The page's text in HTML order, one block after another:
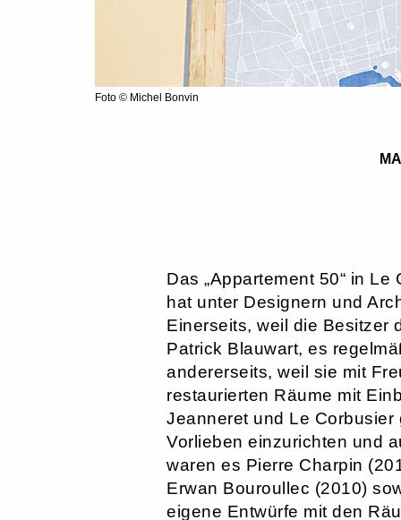
Foto © Michel Bonvin
Das „Appartement 50“ in Le
hat unter Designern und
Einerseits, weil die Besitzer
Patrick Blauwart, es
andererseits, weil sie mit
restaurierten Räume mit
Jeanneret und Le
Vorlieben einzurichten und
waren es Pierre Charpin
Erwan Bouroullec (2010)
eigene Entwürfe mit den